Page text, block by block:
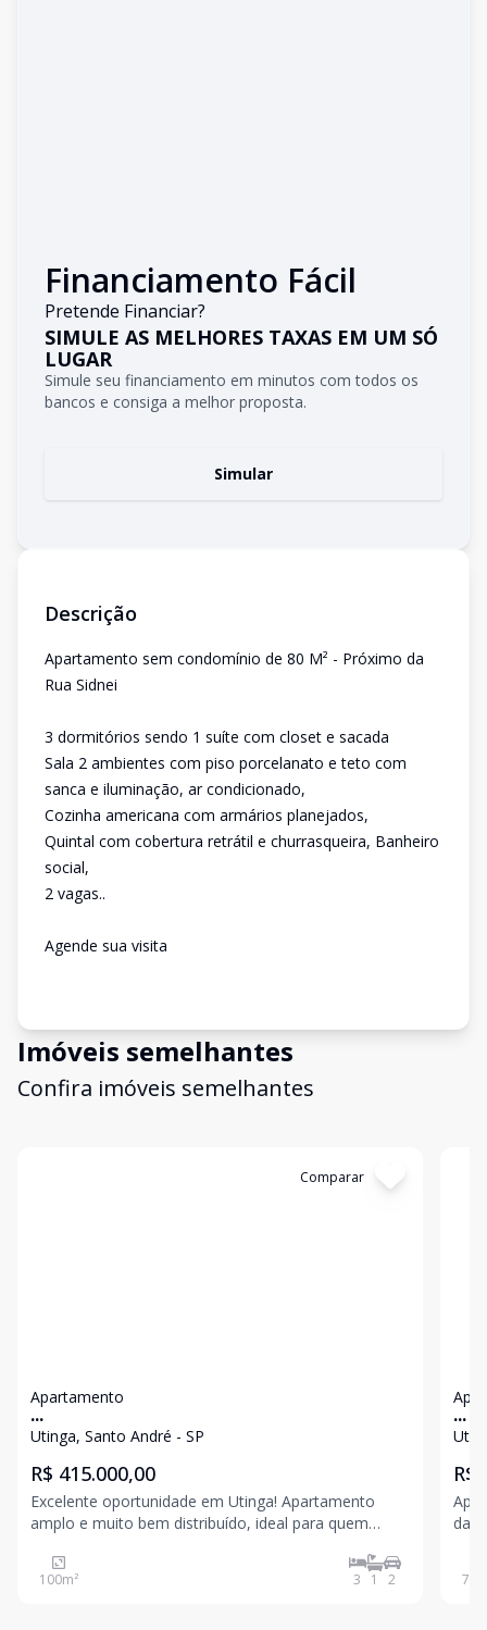
Financiamento Fácil
Pretende Financiar?
SIMULE AS MELHORES TAXAS EM UM SÓ
LUGAR
Simule seu financiamento em minutos com todos os
bancos e consiga a melhor proposta.
Simular
Descrição
Apartamento sem condomínio de 80 M² - Próximo da
Rua Sidnei
3 dormitórios sendo 1 suíte com closet e sacada
Sala 2 ambientes com piso porcelanato e teto com
sanca e iluminação, ar condicionado,
Cozinha americana com armários planejados,
Quintal com cobertura retrátil e churrasqueira, Banheiro
social,
2 vagas..
Agende sua visita
Imóveis semelhantes
Confira imóveis semelhantes
Comparar
Apartamento
...
Utinga, Santo André - SP
R$ 415.000,00
Excelente oportunidade em Utinga! Apartamento
amplo e muito bem distribuído, ideal para quem
3 dormitórios, sendo 1 suíte Sala ampla e bem
iluminada Cozinha espaçosa Banheiro social Á
100m² 3 1 2
...
R$
da Rua Sidnei
75